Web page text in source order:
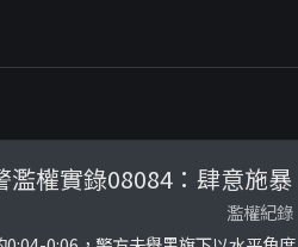
濫權實錄08084：肆意施暴
濫權紀錄